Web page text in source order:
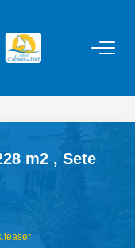
m2 , Sete